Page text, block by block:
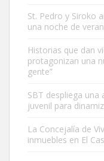
Este gato macho ha
es muy manso y
Leales.org » Gran
St. Pedro y Siroko
una noche de
Historias que dan
protagonizan una
gente”
SBT despliega
juvenil para
La Concejalía de
inmuebles en El